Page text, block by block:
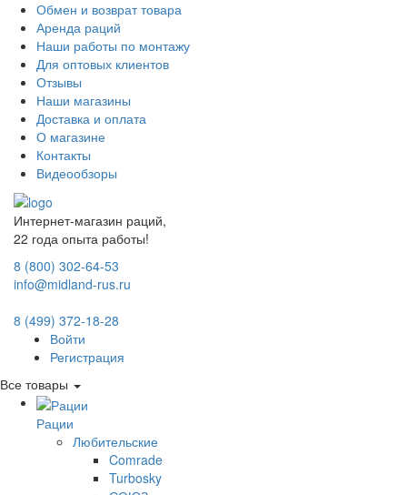
Обмен и возврат товара
Аренда раций
Наши работы по монтажу
Для оптовых клиентов
Отзывы
Наши магазины
Доставка и оплата
О магазине
Контакты
Видеообзоры
Интернет-магазин раций,
22 года опыта работы!
8 (800) 302-64-53
info@midland-rus.ru
8 (499) 372-18-28
Войти
Регистрация
Все товары
Рации
Любительские
Comrade
Turbosky